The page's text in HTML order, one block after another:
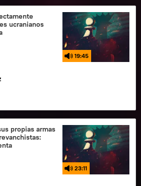
ucranianos
19:45
propias armas
23:11